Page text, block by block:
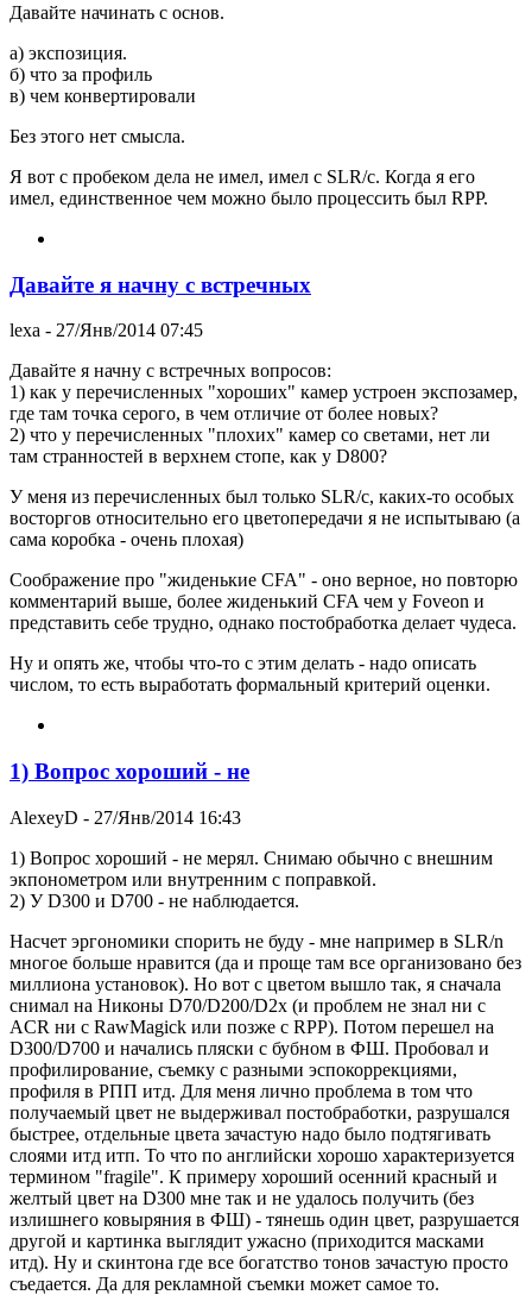
Давайте начинать с основ.
а) экспозиция.
б) что за профиль
в) чем конвертировали
Без этого нет смысла.
Я вот с пробеком дела не имел, имел с SLR/c. Когда я его
имел, единственное чем можно было процессить был RPP.
Давайте я начну с встречных
lexa - 27/Янв/2014 07:45
Давайте я начну с встречных вопросов:
1) как у перечисленных "хороших" камер устроен экспозамер,
где там точка серого, в чем отличие от более новых?
2) что у перечисленных "плохих" камер со светами, нет ли
там странностей в верхнем стопе, как у D800?
У меня из перечисленных был только SLR/c, каких-то особых
восторгов относительно его цветопередачи я не испытываю (а
сама коробка - очень плохая)
Соображение про "жиденькие CFA" - оно верное, но повторю
комментарий выше, более жиденький CFA чем у Foveon и
представить себе трудно, однако постобработка делает чудеса.
Ну и опять же, чтобы что-то с этим делать - надо описать
числом, то есть выработать формальный критерий оценки.
1) Вопрос хороший - не
AlexeyD - 27/Янв/2014 16:43
1) Вопрос хороший - не мерял. Снимаю обычно с внешним
экпонометром или внутренним с поправкой.
2) У D300 и D700 - не наблюдается.
Насчет эргономики спорить не буду - мне например в SLR/n
многое больше нравится (да и проще там все организовано без
миллиона установок). Но вот с цветом вышло так, я сначала
снимал на Никоны D70/D200/D2x (и проблем не знал ни с
ACR ни с RawMagick или позже с RPP). Потом перешел на
D300/D700 и начались пляски с бубном в ФШ. Пробовал и
профилирование, съемку с разными эспокоррекциями,
профиля в РПП итд. Для меня лично проблема в том что
получаемый цвет не выдерживал постобработки, разрушался
быстрее, отдельные цвета зачастую надо было подтягивать
слоями итд итп. То что по английски хорошо характеризуется
термином "fragile". К примеру хороший осенний красный и
желтый цвет на D300 мне так и не удалось получить (без
излишнего ковыряния в ФШ) - тянешь один цвет, разрушается
другой и картинка выглядит ужасно (приходится масками
итд). Ну и скинтона где все богатство тонов зачастую просто
съедается. Да для рекламной съемки может самое то.